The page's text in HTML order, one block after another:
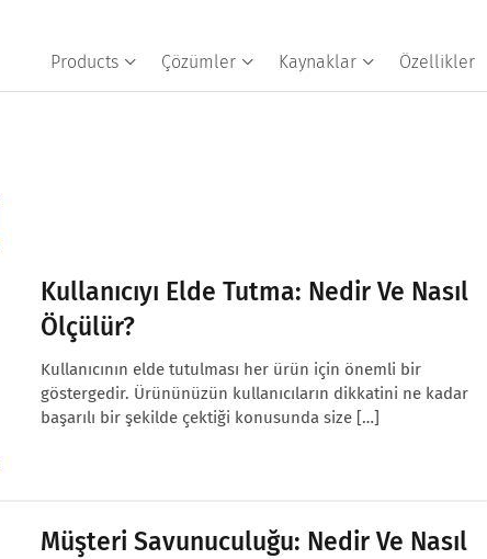
Products Çözümler Kaynaklar Özellikler
Kullanıcıyı Elde Tutma: Nedir Ve Nasıl
Ölçülür?
Kullanıcının elde tutulması her ürün için önemli bir
göstergedir. Ürününüzün kullanıcıların dikkatini ne kadar
başarılı bir şekilde çektiği konusunda size […]
Müşteri Savunuculuğu: Nedir Ve Nasıl